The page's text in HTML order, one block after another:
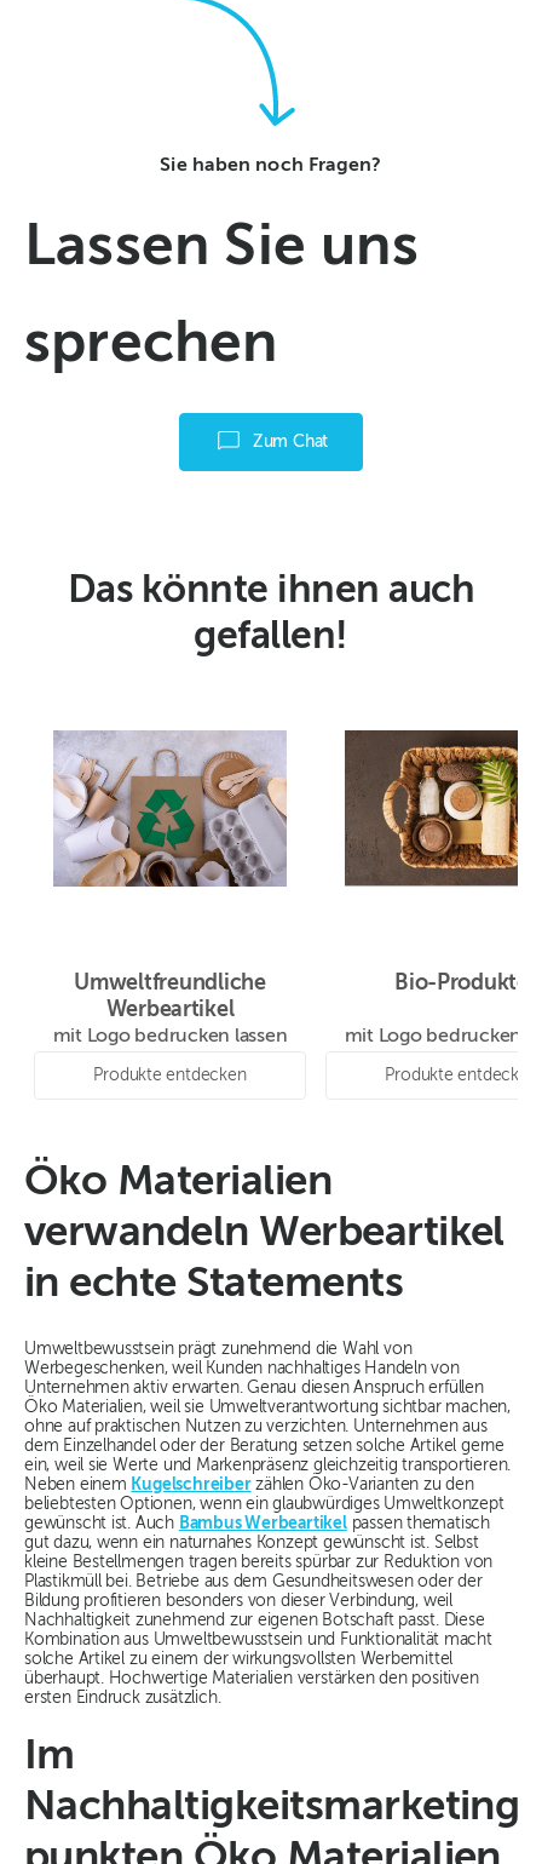
Sie haben noch Fragen?
Lassen Sie uns
sprechen
Zum Chat
Das könnte ihnen auch
gefallen!
Umweltfreundliche
Werbeartikel
mit Logo bedrucken lassen
Produkte entdecken
Bio-Produkte
mit Logo bedrucken
Produkte entdecken
Öko Materialien
verwandeln Werbeartikel
in echte Statements
Umweltbewusstsein prägt zunehmend die Wahl von
Werbegeschenken, weil Kunden nachhaltiges Handeln von
Unternehmen aktiv erwarten. Genau diesen Anspruch erfüllen
Öko Materialien, weil sie Umweltverantwortung sichtbar machen,
ohne auf praktischen Nutzen zu verzichten. Unternehmen aus
dem Einzelhandel oder der Beratung setzen solche Artikel gerne
ein, weil sie Werte und Markenpräsenz gleichzeitig transportieren.
Neben einem Kugelschreiberzählen Öko-Varianten zu den
beliebtesten Optionen, wenn ein glaubwürdiges Umweltkonzept
gewünscht ist. Auch Bambus Werbeartikelpassen thematisch
gut dazu, wenn ein naturnahes Konzept gewünscht ist. Selbst
kleine Bestellmengen tragen bereits spürbar zur Reduktion von
Plastikmüll bei. Betriebe aus dem Gesundheitswesen oder der
Bildung profitieren besonders von dieser Verbindung, weil
Nachhaltigkeit zunehmend zur eigenen Botschaft passt. Diese
Kombination aus Umweltbewusstsein und Funktionalität macht
solche Artikel zu einem der wirkungsvollsten Werbemittel
überhaupt. Hochwertige Materialien verstärken den positiven
ersten Eindruck zusätzlich.
Im
Nachhaltigkeitsmarketing